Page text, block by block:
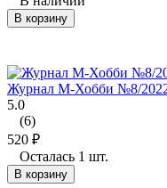
В корзину
Журнал М-Хобби №8/
5.0
(6)
520 ₽
Осталась 1 шт.
В корзину